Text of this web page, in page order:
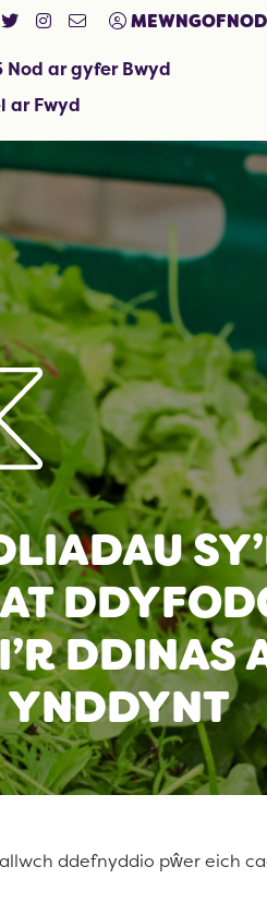
Nod ar gyfer Bwyd
ar Fwyd
DDINAS
ddefnyddio pŵer eich